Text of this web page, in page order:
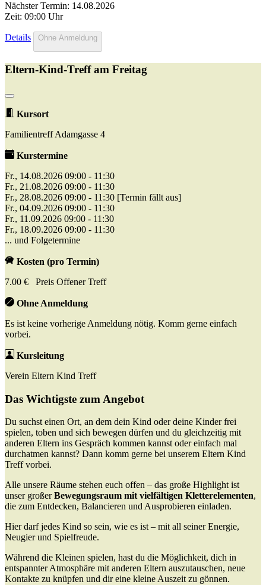
Nächster Termin: 14.08.2026
Zeit: 09:00 Uhr
Details Ohne Anmeldung
Eltern-Kind-Treff am Freitag
Kursort
Familientreff Adamgasse 4
Kurstermine
Fr., 14.08.2026 09:00 - 11:30
Fr., 21.08.2026 09:00 - 11:30
Fr., 28.08.2026 09:00 - 11:30 [Termin fällt aus]
Fr., 04.09.2026 09:00 - 11:30
Fr., 11.09.2026 09:00 - 11:30
Fr., 18.09.2026 09:00 - 11:30
... und Folgetermine
Kosten (pro Termin)
7.00 € Preis Offener Treff
Ohne Anmeldung
Es ist keine vorherige Anmeldung nötig. Komm gerne einfach
vorbei.
Kursleitung
Verein Eltern Kind Treff
Das Wichtigste zum Angebot
Du suchst einen Ort, an dem dein Kind oder deine Kinder frei
spielen, toben und sich bewegen dürfen und du gleichzeitig mit
anderen Eltern ins Gespräch kommen kannst oder einfach mal
durchatmen kannst? Dann komm gerne bei unserem Eltern Kind
Treff vorbei.
Alle unsere Räume stehen euch offen – das große Highlight ist
unser großerBewegungsraum mit vielfältigen Kletterelementen,
die zum Entdecken, Balancieren und Ausprobieren einladen.
Hier darf jedes Kind so sein, wie es ist – mit all seiner Energie,
Neugier und Spielfreude.
Während die Kleinen spielen, hast du die Möglichkeit, dich in
entspannter Atmosphäre mit anderen Eltern auszutauschen, neue
Kontakte zu knüpfen und dir eine kleine Auszeit zu gönnen.